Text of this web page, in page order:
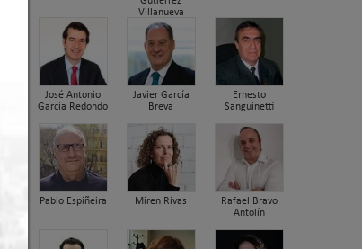
Villanueva
José Antonio
García Redondo
Javier García
Breva
Ernesto
Sanguinetti
Pablo Espiñeira Miren Rivas
Rafael Bravo
Antolín